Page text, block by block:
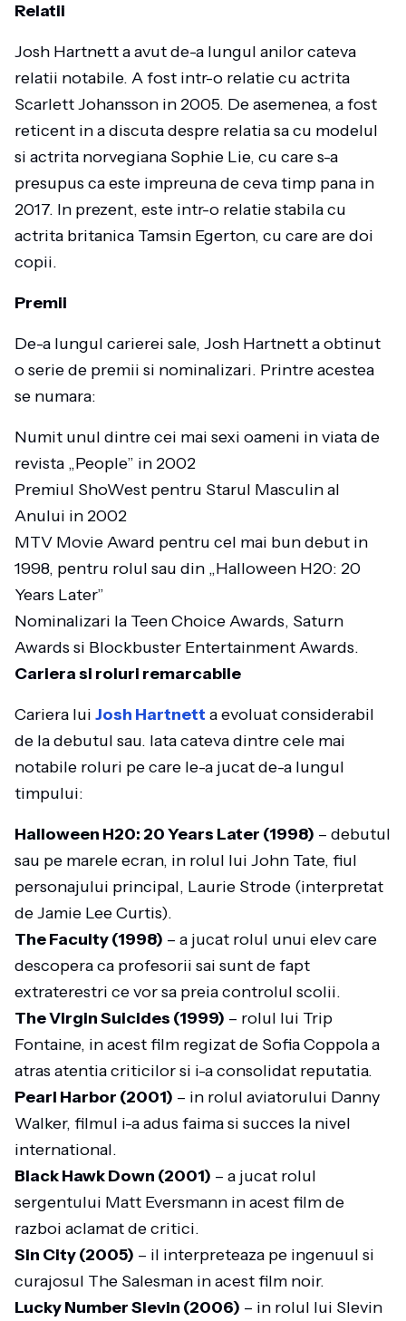
Relatii
Josh Hartnett a avut de-a lungul anilor cateva
relatii notabile. A fost intr-o relatie cu actrita
Scarlett Johansson in 2005. De asemenea, a fost
reticent in a discuta despre relatia sa cu modelul
si actrita norvegiana Sophie Lie, cu care s-a
presupus ca este impreuna de ceva timp pana in
2017. In prezent, este intr-o relatie stabila cu
actrita britanica Tamsin Egerton, cu care are doi
copii.
Premii
De-a lungul carierei sale, Josh Hartnett a obtinut
o serie de premii si nominalizari. Printre acestea
se numara:
Numit unul dintre cei mai sexi oameni in viata de
revista „People” in 2002
Premiul ShoWest pentru Starul Masculin al
Anului in 2002
MTV Movie Award pentru cel mai bun debut in
1998, pentru rolul sau din „Halloween H20: 20
Years Later”
Nominalizari la Teen Choice Awards, Saturn
Awards si Blockbuster Entertainment Awards.
Cariera si roluri remarcabile
Cariera lui Josh Hartnett a evoluat considerabil
de la debutul sau. Iata cateva dintre cele mai
notabile roluri pe care le-a jucat de-a lungul
timpului:
Halloween H20: 20 Years Later (1998) – debutul
sau pe marele ecran, in rolul lui John Tate, fiul
personajului principal, Laurie Strode (interpretat
de Jamie Lee Curtis).
The Faculty (1998) – a jucat rolul unui elev care
descopera ca profesorii sai sunt de fapt
extraterestri ce vor sa preia controlul scolii.
The Virgin Suicides (1999) – rolul lui Trip
Fontaine, in acest film regizat de Sofia Coppola a
atras atentia criticilor si i-a consolidat reputatia.
Pearl Harbor (2001) – in rolul aviatorului Danny
Walker, filmul i-a adus faima si succes la nivel
international.
Black Hawk Down (2001) – a jucat rolul
sergentului Matt Eversmann in acest film de
razboi aclamat de critici.
Sin City (2005) – il interpreteaza pe ingenuul si
curajosul The Salesman in acest film noir.
Lucky Number Slevin (2006) – in rolul lui Slevin